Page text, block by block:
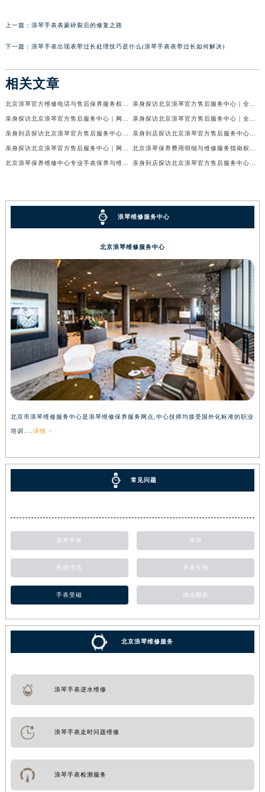
上一篇： 浪琴手表表蒙碎裂后的修复之路
下一篇： 浪琴手表出现表带过长处理技巧是什么(浪琴手表表带过长如何解决)
相关文章
北京浪琴官方维修电话与售后保养服务权威公示（2026年7月最新） 亲身探访北京浪琴官方售后服务中心｜全新电话和网点地址（2026年7月最新）
亲身探访北京浪琴官方售后服务中心｜网点地址及售后热线（2026年7月最新） 亲身探访北京浪琴官方售后服务中心｜全新维修地址及官方客服电话（2026年7月最新）
亲身到店探访北京浪琴官方售后服务中心｜维修地址及售后服务热线（2026年7月最新） 亲身到店探访北京浪琴官方售后服务中心｜服务热线及全部官方地址（2026年7月最新）
亲身探访北京浪琴官方售后服务中心｜网点地址与电话（2026年7月最新） 北京浪琴保养费用明细与维修服务指南权威公示（2026年7月最新）
北京浪琴保养维修中心专业手表保养与维修服务权威公示（2026年7月最新） 亲身到店探访北京浪琴官方售后服务中心｜最新电话及地址（2026年7月最新）
浪琴维修服务中心
北京浪琴维修服务中心
北京市浪琴维修服务中心是浪琴维修保养服务网点,中心技师均接受国外化标准的职业
培训....详情 >
常见问题
浪琴手表 浪琴
外观清洗 手表生锈
手表受磁 抛光翻新
北京浪琴维修服务
浪琴手表进水维修
浪琴手表走时问题维修
浪琴手表检测服务